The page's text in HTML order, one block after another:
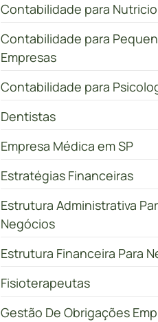
Contabilidade para
Contabilidade para
Empresas
Contabilidade para
Dentistas
Empresa Médica em SP
Estratégias Financeiras
Estrutura Administrativa
Negócios
Estrutura Financeira Para
Fisioterapeutas
Gestão De Obrigações